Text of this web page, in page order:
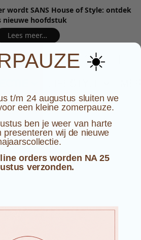
wordt SANS House of Style: ontdek
nieuwe hoofdstuk
Lees meer…
☀️
t/m 24 augustus sluiten we
een kleine zomerpauze.
ben je weer van harte
presenteren wij de nieuwe
orders worden NA 25
verzonden.